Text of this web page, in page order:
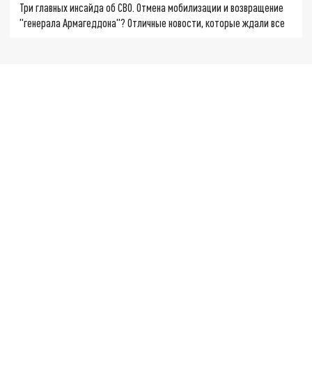
Три главных инсайда об СВО. Отмена мобилизации и возвращение
"генерала Армагеддона"? Отличные новости, которые ждали все